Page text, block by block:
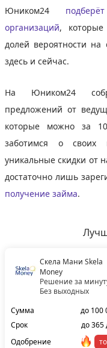
Юником24
организаций,
долей вероятности на
здесь и сейчас.
На Юником24
предложений от
которые можно за
заботимся о своих
уникальные скидки от
достаточно лишь
получение займа.
Скела Мани Skela
Money
Решение за
Без выходных
Сумма
до 100
Срок
до 365
Одобрение